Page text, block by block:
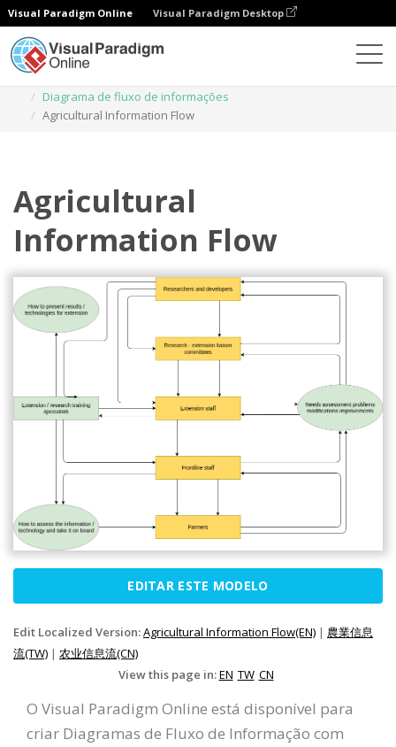
Visual Paradigm Online Visual Paradigm Desktop
Diagrama de fluxo de informações
Agricultural Information Flow
Agricultural
Information Flow
EDITAR ESTE MODELO
Edit Localized Version:Agricultural Information Flow(EN) | 農業信息
流(TW) | 农业信息流(CN)
View this page in:EN TW CN
O Visual Paradigm Online está disponível para
criar Diagramas de Fluxo de Informação com